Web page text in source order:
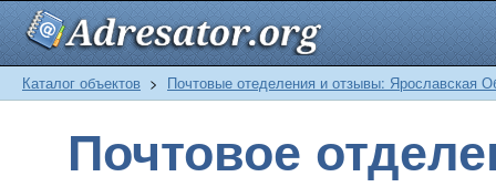
Каталог объектов > Почтовые отеделения и отзывы: Ярославская
Почтовое